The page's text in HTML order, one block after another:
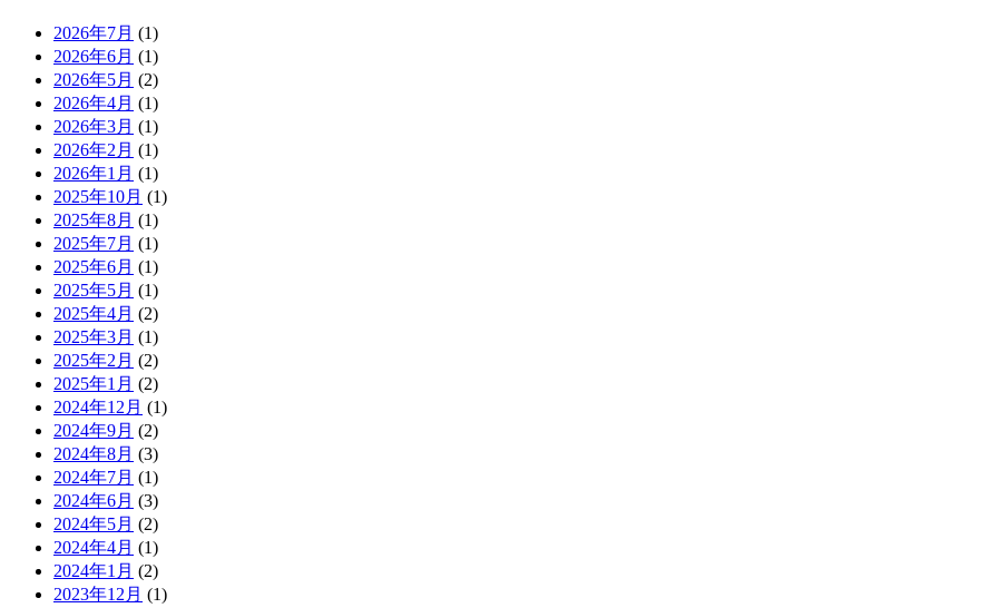
2026年7月 (1)
2026年6月 (1)
2026年5月 (2)
2026年4月 (1)
2026年3月 (1)
2026年2月 (1)
2026年1月 (1)
2025年10月 (1)
2025年8月 (1)
2025年7月 (1)
2025年6月 (1)
2025年5月 (1)
2025年4月 (2)
2025年3月 (1)
2025年2月 (2)
2025年1月 (2)
2024年12月 (1)
2024年9月 (2)
2024年8月 (3)
2024年7月 (1)
2024年6月 (3)
2024年5月 (2)
2024年4月 (1)
2024年1月 (2)
2023年12月 (1)